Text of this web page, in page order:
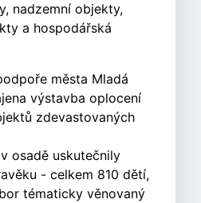
nadzemní objekty,
a hospodářská
města Mladá
výstavba oplocení
zdevastovaných
osadě uskutečnily
- celkem 810 dětí,
tématicky věnovaný